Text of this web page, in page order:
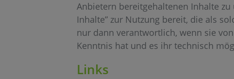
Anbietern bereitgehaltenen Inhalte
Inhalte” zur Nutzung bereit, die als
nur dann verantwortlich, wenn sie
Kenntnis hat und es ihr technisch
Links